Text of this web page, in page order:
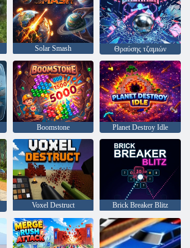
Solar Smash Θραύσης τζαμιών
Boomstone Planet Destroy Idle
Voxel Destruct Brick Breaker Blitz